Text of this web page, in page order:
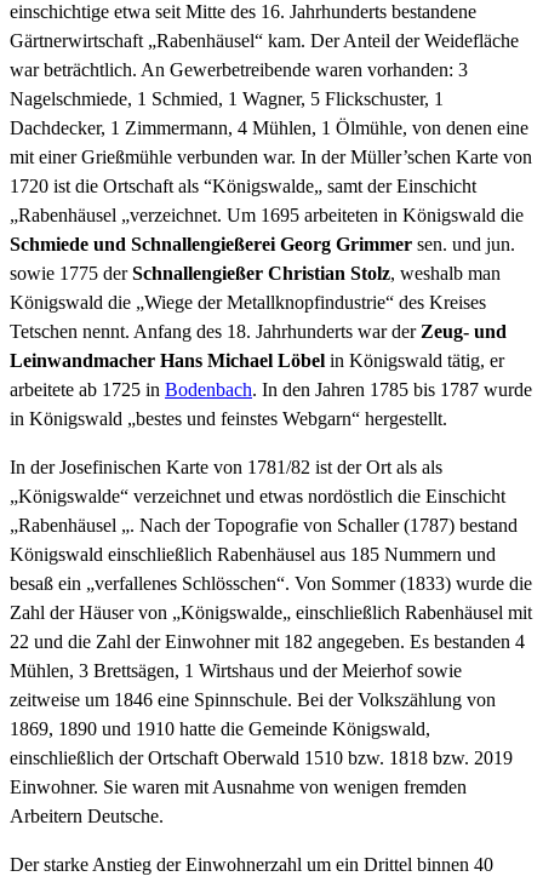
einschichtige etwa seit Mitte des 16. Jahrhunderts bestandene
Gärtnerwirtschaft „Rabenhäusel“ kam. Der Anteil der Weidefläche
war beträchtlich. An Gewerbetreibende waren vorhanden: 3
Nagelschmiede, 1 Schmied, 1 Wagner, 5 Flickschuster, 1
Dachdecker, 1 Zimmermann, 4 Mühlen, 1 Ölmühle, von denen eine
mit einer Grießmühle verbunden war. In der Müller’schen Karte von
1720 ist die Ortschaft als “Königswalde„ samt der Einschicht
„Rabenhäusel „verzeichnet. Um 1695 arbeiteten in Königswald die
Schmiede und Schnallengießerei Georg Grimmer sen. und jun.
sowie 1775 derSchnallengießer Christian Stolz, weshalb man
Königswald die „Wiege der Metallknopfindustrie“ des Kreises
Tetschen nennt. Anfang des 18. Jahrhunderts war der Zeug- und
Leinwandmacher Hans Michael Löbel in Königswald tätig, er
arbeitete ab 1725 in Bodenbach. In den Jahren 1785 bis 1787 wurde
in Königswald „bestes und feinstes Webgarn“ hergestellt.
In der Josefinischen Karte von 1781/82 ist der Ort als als
„Königswalde“ verzeichnet und etwas nordöstlich die Einschicht
„Rabenhäusel „. Nach der Topografie von Schaller (1787) bestand
Königswald einschließlich Rabenhäusel aus 185 Nummern und
besaß ein „verfallenes Schlösschen“. Von Sommer (1833) wurde die
Zahl der Häuser von „Königswalde„ einschließlich Rabenhäusel mit
22 und die Zahl der Einwohner mit 182 angegeben. Es bestanden 4
Mühlen, 3 Brettsägen, 1 Wirtshaus und der Meierhof sowie
zeitweise um 1846 eine Spinnschule. Bei der Volkszählung von
1869, 1890 und 1910 hatte die Gemeinde Königswald,
einschließlich der Ortschaft Oberwald 1510 bzw. 1818 bzw. 2019
Einwohner. Sie waren mit Ausnahme von wenigen fremden
Arbeitern Deutsche.
Der starke Anstieg der Einwohnerzahl um ein Drittel binnen 40